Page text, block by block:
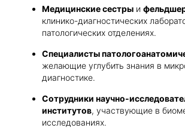
Медицинские сестры и
клинико-диагностических
патологических отделениях.
Специалисты
желающие углубить знания в
диагностике.
Сотрудники научно-
институтов, участвующие в
исследованиях.